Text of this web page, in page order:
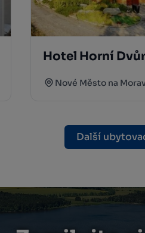
Hotel Horní
Nové Město na
Další